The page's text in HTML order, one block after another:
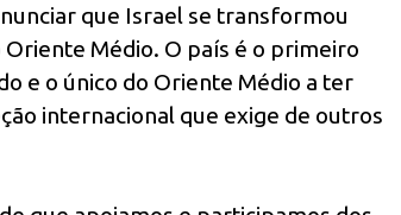
que Israel se transformou
Médio. O país é o primeiro
e o único do Oriente Médio a ter
internacional que exige de outros